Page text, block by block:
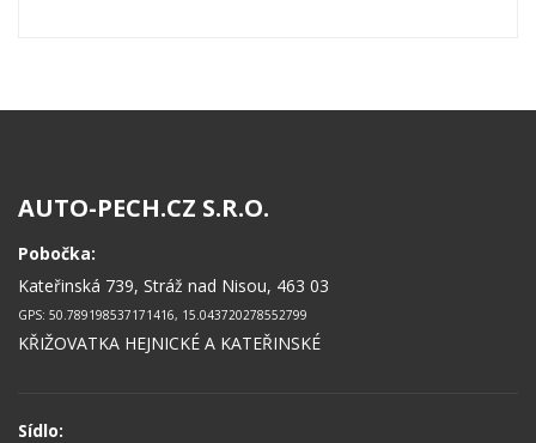
AUTO-PECH.CZ S.R.O.
Pobočka:
Kateřinská 739, Stráž nad Nisou, 463 03
GPS: 50.789198537171416, 15.043720278552799
KŘIŽOVATKA HEJNICKÉ A KATEŘINSKÉ
Sídlo: